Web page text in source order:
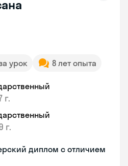
урок 8 лет опыта
г.
г.
диплом с отличием